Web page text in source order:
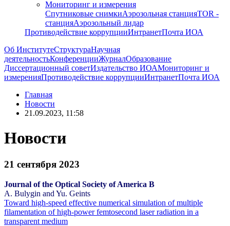
Мониторинг и измерения
Спутниковые снимкиАэрозольная станцияTOR -
станцияАэрозольный лидар
Противодействие коррупцииИнтранетПочта ИОА
Об ИнститутеСтруктураНаучная
деятельностьКонференцииЖурналОбразование
Диссертационный советИздательство ИОАМониторинг и
измеренияПротиводействие коррупцииИнтранетПочта ИОА
Главная
Новости
21.09.2023, 11:58
Новости
21 сентября 2023
Journal of the Optical Society of America B
A. Bulygin and Yu. Geints
Toward high-speed effective numerical simulation of multiple
filamentation of high-power femtosecond laser radiation in a
transparent medium